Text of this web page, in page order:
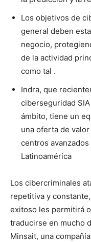
Los objetivos de
general deben
negocio,
de la actividad
como tal .
Indra, que
ciberseguridad
ámbito, tiene un
una oferta de
centros
Latinoamérica
Los cibercriminales
repetitiva y
exitoso les permitirá
traducirse en mucho
Minsait, una